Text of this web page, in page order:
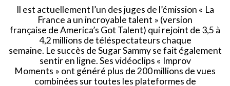
Il est actuellement l’un des juges de l’émission « La
France a un incroyable talent » (version
française de America’s Got Talent) qui rejoint de 3,5 à
4,2 millions de téléspectateurs chaque
semaine. Le succès de Sugar Sammy se fait également
sentir en ligne. Ses vidéoclips « Improv
Moments » ont généré plus de 200 millions de vues
combinées sur toutes les plateformes de